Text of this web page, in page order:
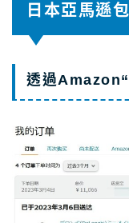
日本亞馬遜
透過Amazon“